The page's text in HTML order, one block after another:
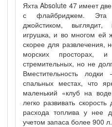
Яхта Absolute 47 имеет
с флайбриджем. Эта
джойстиком,
игрушка, и во многом ей
скорее для развлечения,
морских просторах, и
стремительных, но не
Вместительность
спальных местах, что
маленький «клуб на
легко развивать
расхода топлива у нее
учетом запаса более 900 л.